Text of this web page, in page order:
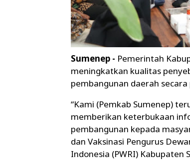
Sumenep - Pemerintah
meningkatkan kualitas
pembangunan daerah
“Kami (Pemkab Sumenep)
memberikan keterbukaan
pembangunan kepada
dan Vaksinasi Pengurus
Indonesia (PWRI) Kabupaten